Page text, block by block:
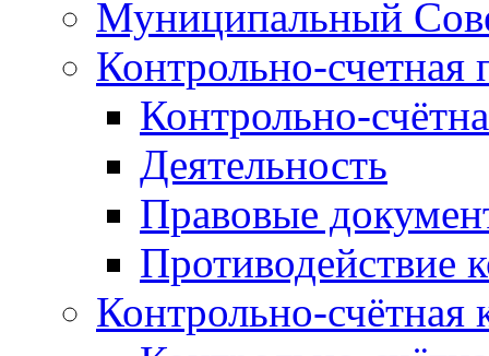
Муниципальный
Контрольно-счетная
Контрольно-
Деятельность
Правовые
Противодействие
Контрольно-счётная